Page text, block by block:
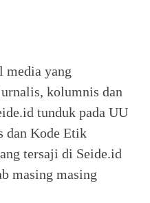
media yang
kolumnis dan
tunduk pada UU
dan Kode Etik
tersaji di Seide.id
masing masing